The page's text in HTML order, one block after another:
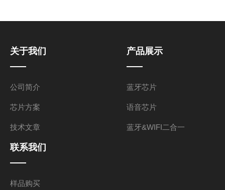
关于我们
公司简介
芯片方案
技术文章
产品展示
蓝牙芯片
语音芯片
蓝牙&WIFI二合一
联系我们
样品购买